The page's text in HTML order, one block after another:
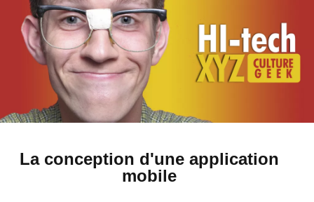
La conception d'une application
mobile